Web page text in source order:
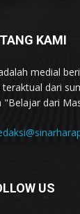
KAMI
medial
dari
dari
US